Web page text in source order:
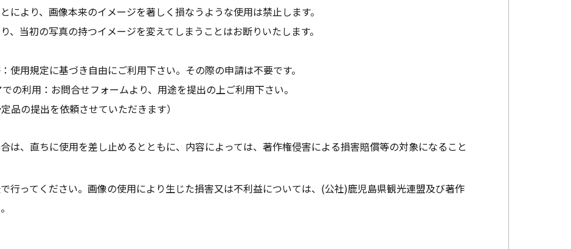
より、画像本来のイメージを著しく損なうような使用は禁止します。
当初の写真の持つイメージを変えてしまうことはお断りいたします。
用規定に基づき自由にご利用下さい。その際の申請は不要です。
の利用：お問合せフォームより、用途を提出の上ご利用下さい。
品の提出を依頼させていただきます）
は、直ちに使用を差し止めるとともに、内容によっては、著作権侵害による損害賠償等の対象になること
行ってください。画像の使用により生じた損害又は不利益については、(公社)鹿児島県観光連盟及び著作